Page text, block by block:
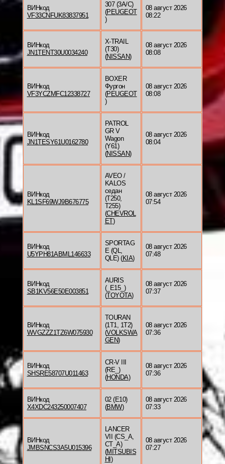
ВИНкод
VF33CNFUK83837951
307 (3A/C)
(PEUGEOT
)
08 август 2026
08:22
ВИНкод
JN1TENT30U0034240
X-TRAIL
(T30)
(NISSAN)
08 август 2026
08:08
ВИНкод
VF3YCZMFC12338727
BOXER
Фургон
(PEUGEOT
)
08 август 2026
08:08
ВИНкод
JN1TESY61U0162780
PATROL
GR V
Wagon
(Y61)
(NISSAN)
08 август 2026
08:04
ВИНкод
KL1SF69WJ9B676775
AVEO /
KALOS
седан
(T250,
T255)
(CHEVROL
ET)
08 август 2026
07:54
ВИНкод
U5YPH81ABML146633
SPORTAG
E (QL,
QLE) (KIA)
08 август 2026
07:48
ВИНкод
SB1KV56E50E003851
AURIS
(_E15_)
(TOYOTA)
08 август 2026
07:37
ВИНкод
WVGZZZ1TZ6W075930
TOURAN
(1T1, 1T2)
(VOLKSWA
GEN)
08 август 2026
07:36
ВИНкод
SHSRE58707U011463
CR-V III
(RE_)
(HONDA)
08 август 2026
07:36
ВИНкод
X4XDC243250007407
02 (E10)
(BMW)
08 август 2026
07:33
ВИНкод
JMBSNCS3A5U015396
LANCER
VII (CS_A,
CT_A)
(MITSUBIS
HI )
08 август 2026
07:27